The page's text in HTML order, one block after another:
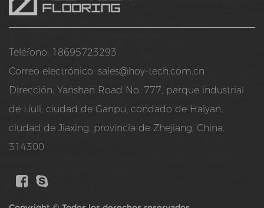
Teléfono: 18695723293
Correo electrónico: sales@hoy-tech.com.cn
Dirección: Yanshan Road No. 777, parque industrial
de Liuli, ciudad de Ganpu, condado de Haiyan,
ciudad de Jiaxing, provincia de Zhejiang, China.
314300